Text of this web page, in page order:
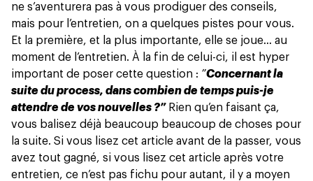
ne s’aventurera pas à vous prodiguer des conseils,
mais pour l’entretien, on a quelques pistes pour vous.
Et la première, et la plus importante, elle se joue… au
moment de l’entretien. À la fin de celui-ci, il est hyper
important de poser cette question : ”Concernant la
suite du process, dans combien de temps puis-je
attendre de vos nouvelles ?”Rien qu’en faisant ça,
vous balisez déjà beaucoup beaucoup de choses pour
la suite. Si vous lisez cet article avant de la passer, vous
avez tout gagné, si vous lisez cet article après votre
entretien, ce n’est pas fichu pour autant, il y a moyen